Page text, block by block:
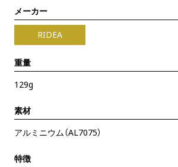
メーカー
RIDEA
重量
129g
素材
アルミニウム（AL7075）
特徴